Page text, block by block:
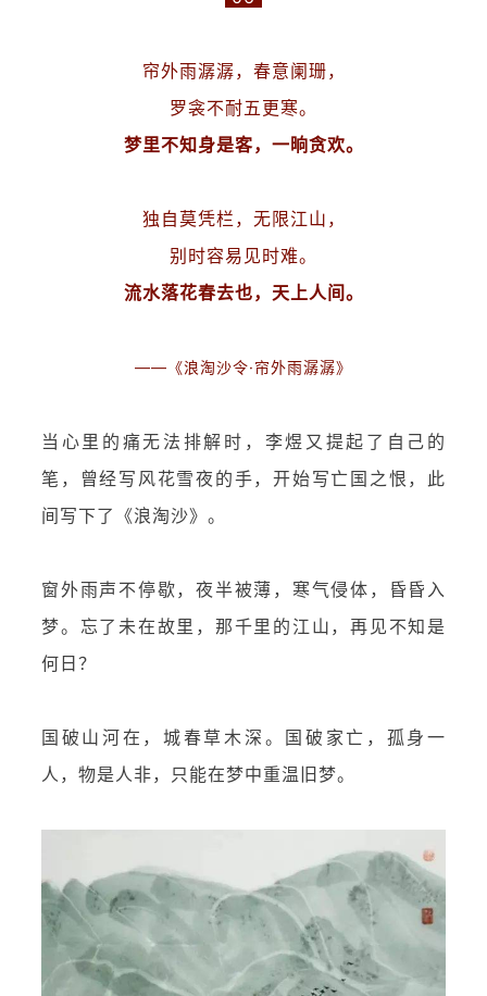
帘外雨潺潺，春意阑珊，
罗衾不耐五更寒。
梦里不知身是客，一晌贪欢。
独自莫凭栏，无限江山，
别时容易见时难。
流水落花春去也，天上人间。
——《浪淘沙令·帘外雨潺潺》
当心里的痛无法排解时，李煜又提起了自己的
笔，曾经写风花雪夜的手，开始写亡国之恨，此
间写下了《浪淘沙》。
窗外雨声不停歇，夜半被薄，寒气侵体，昏昏入
梦。忘了未在故里，那千里的江山，再见不知是
何日？
国破山河在，城春草木深。国破家亡，孤身一
人，物是人非，只能在梦中重温旧梦。